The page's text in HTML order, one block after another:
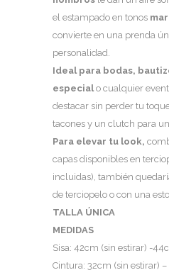
el estampado en tonos
convierte en una prenda
personalidad.
Ideal para bodas,
especial o cualquier
destacar sin perder tu
tacones y un clutch para
Para elevar tu look,
capas disponibles en
incluidas), también
de terciopelo o con una
TALLA ÚNICA
MEDIDAS
Sisa: 42cm (sin estirar) -
Cintura: 32cm (sin estirar)